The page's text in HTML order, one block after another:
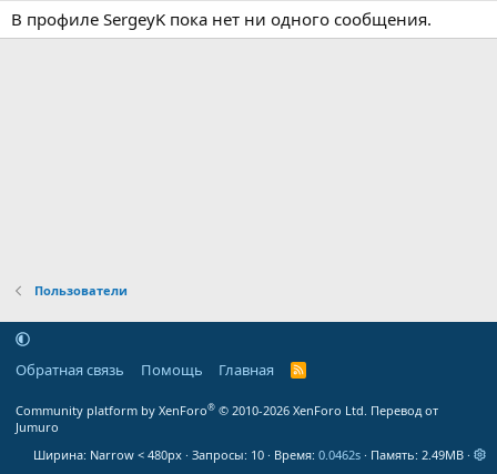
В профиле SergeyK пока нет ни одного сообщения.
Пользователи
Обратная связь Помощь Главная
R
Community platform by XenForo® © 2010-2026 XenForo Ltd. Перевод от
Jumuro
Ширина
Запросы 10 Время 0.0462s Память 2.49MB